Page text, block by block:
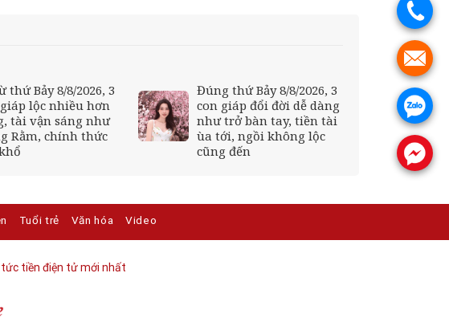
thứ Bảy 8/8/2026, 3
lộc nhiều hơn
tài vận sáng như
Rằm, chính thức
Đúng thứ Bảy 8/8/2026, 3
con giáp đổi đời dễ dàng
như trở bàn tay, tiền tài
ùa tới, ngồi không lộc
cũng đến
Tuổi trẻ Văn hóa Video
tiền điện tử mới nhất​
.
.
.
.